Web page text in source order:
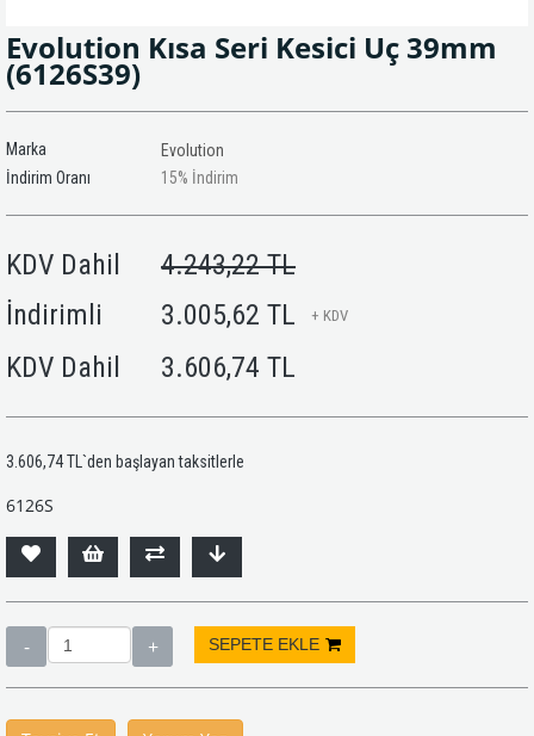
Evolution Kısa Seri Kesici Uç 39mm
(6126S39)
Marka
Evolution
İndirim Oranı
%
15 İndirim
KDV Dahil
4.243,22 TL
İndirimli
3.005,62 TL + KDV
KDV Dahil 3.606,74 TL
3.606,74 TL `den başlayan taksitlerle
6126S